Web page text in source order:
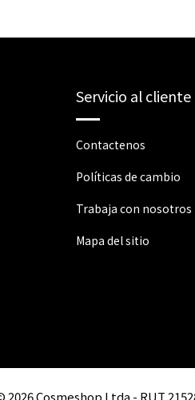
Servicio al cliente
Contactenos
Políticas de cambio
Trabaja con nosotros
Mapa del sitio
Cosmeshop Ltda - RUT